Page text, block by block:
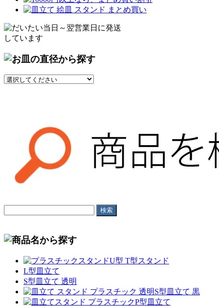
U型 T型スタンド
L型皿立て
S型皿立て 透明
S型皿立て 黒
P型皿立て